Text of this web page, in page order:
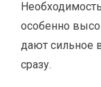
особенно
дают сильное
сразу.